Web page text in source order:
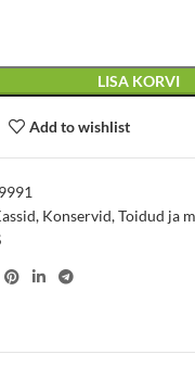
LISA KORVI
Add to wishlist
, Konservid,Toidud ja